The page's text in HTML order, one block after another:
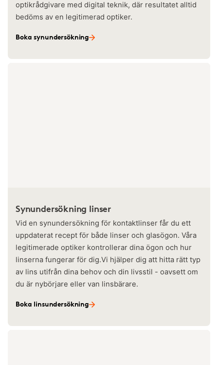
optikrådgivare med digital teknik, där resultatet alltid
bedöms av en legitimerad optiker.
Boka synundersökning
Synundersökning linser
Vid en synundersökning för kontaktlinser får du ett
uppdaterat recept för både linser och glasögon. Våra
legitimerade optiker kontrollerar dina ögon och hur
linserna fungerar för dig.Vi hjälper dig att hitta rätt typ
av lins utifrån dina behov och din livsstil - oavsett om
du är nybörjare eller van linsbärare.
Boka linsundersökning